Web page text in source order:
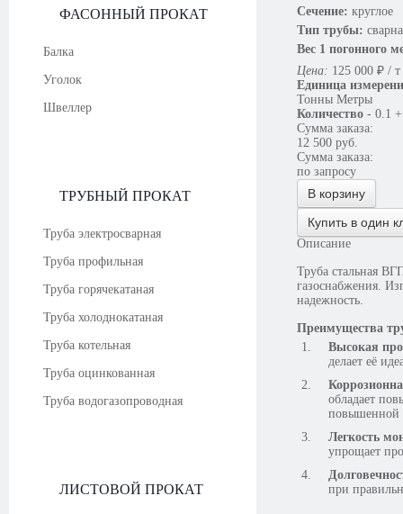
ФАСОННЫЙ ПРОКАТ
Балка
Уголок
Швеллер
ТРУБНЫЙ ПРОКАТ
Труба электросварная
Труба профильная
Труба горячекатаная
Труба холоднокатаная
Труба котельная
Труба оцинкованная
Труба водогазопроводная
ЛИСТОВОЙ ПРОКАТ
Сечение: круглое
Тип трубы:
Вес 1 погонного
Цена: 125 000 ₽ / т
Единица
Тонны Метры
Количество - 0.1 +
Сумма заказа:
12 500 руб.
Сумма заказа:
по запросу
В корзину
Купить в один
Описание
Труба стальная
газоснабжения.
надежность.
Преимущества
Высокая
делает её
обладает
повышенной
Легкость
упрощает
при